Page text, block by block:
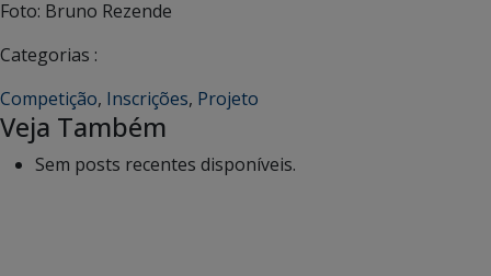
Foto: Bruno Rezende
Categorias :
Competição, Inscrições, Projeto
Veja Também
Sem posts recentes disponíveis.